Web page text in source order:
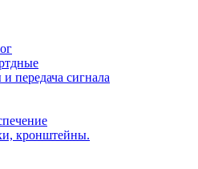
передача сигнала
кронштейны.